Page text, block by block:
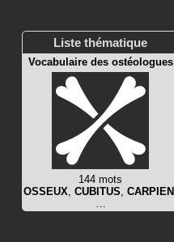
Liste thématique
Vocabulaire des ostéologues
144 mots
OSSEUX, CUBITUS, CARPIEN
…